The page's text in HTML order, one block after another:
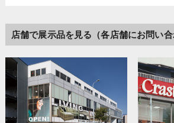
店舗で展示品を見る（各店舗にお問い合